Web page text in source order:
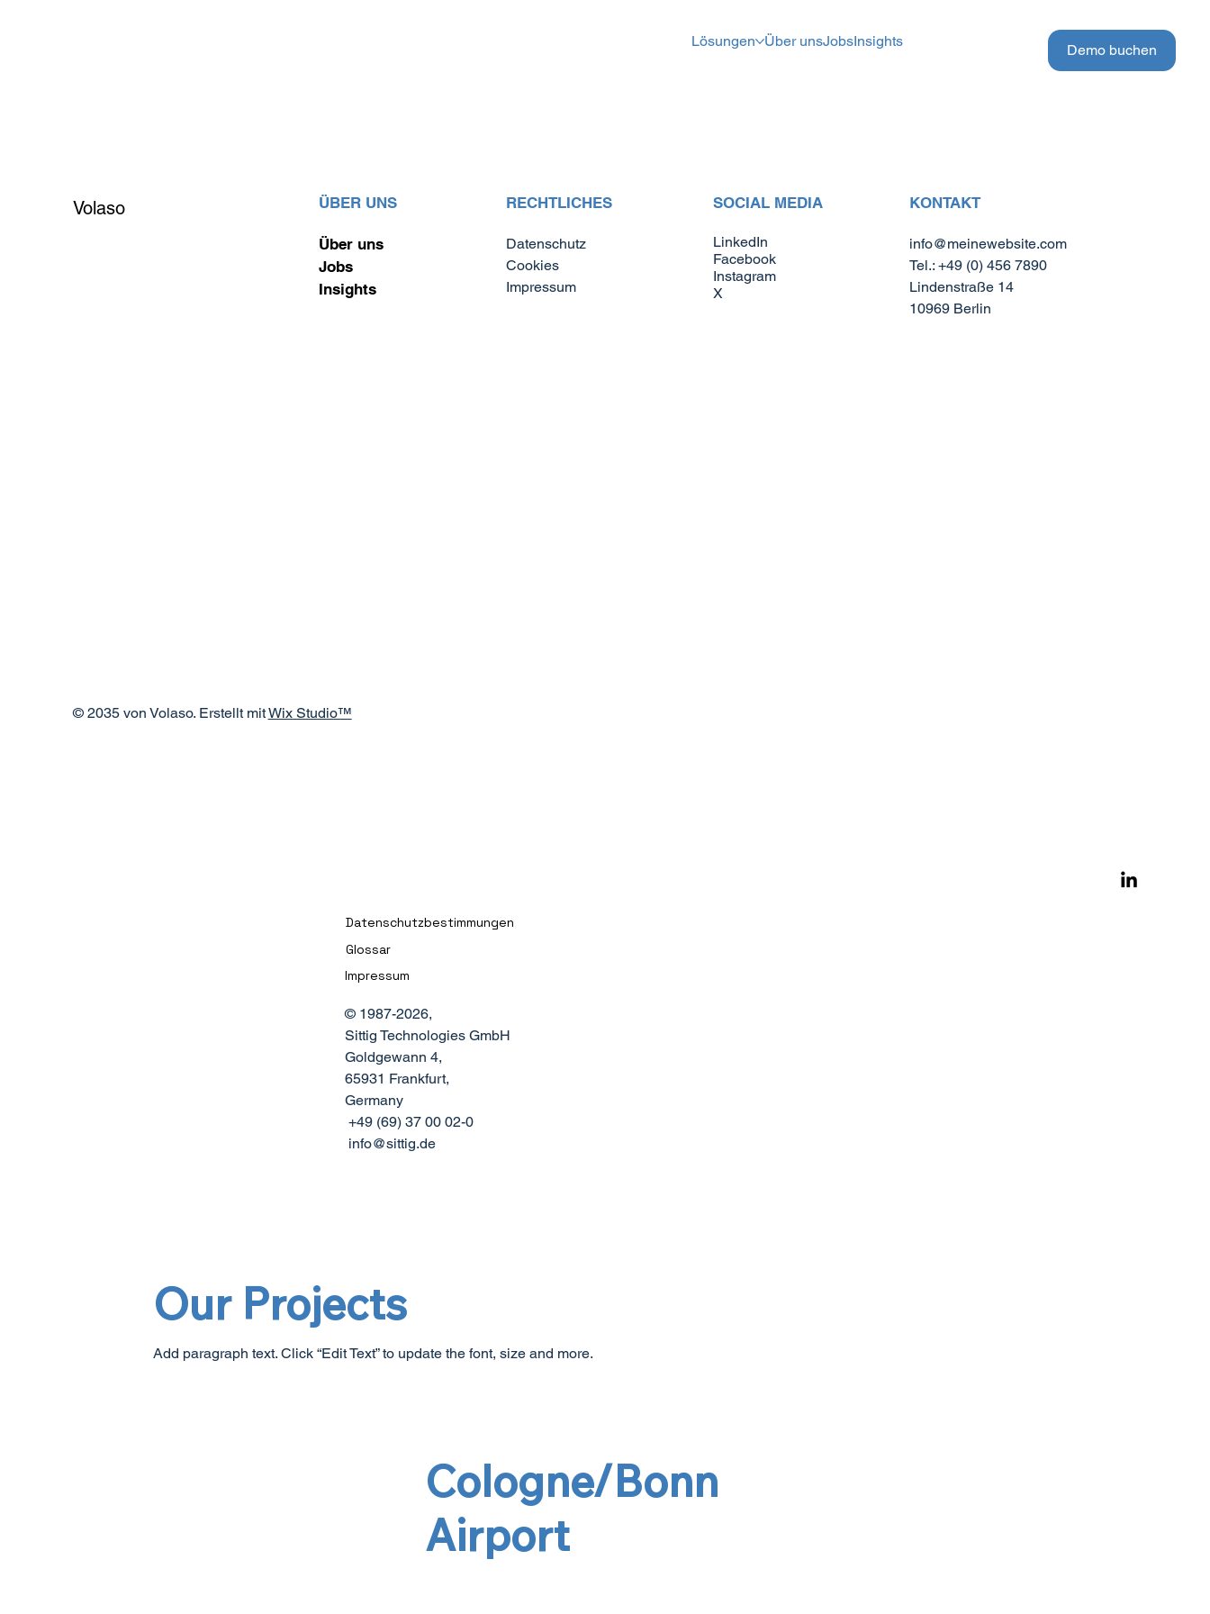
Demo buchen
Lösungen Über unsJobsInsights
Our Projects
Add paragraph text. Click “Edit Text” to update the font, size and more.
Cologne/Bonn
Airport
Volaso
Über uns
Jobs
Insights
ÜBER UNS RECHTLICHES
Cookies
Datenschutz
Impressum
SOCIAL MEDIA
LinkedIn
Facebook
Instagram
X
KONTAKT
info@meinewebsite.com
Tel.: +49 (0) 456 7890
Lindenstraße 14
10969 Berlin
© 2035 von Volaso. Erstellt mitWix Studio™
Datenschutzbestimmungen
Glossar
Impressum
© 1987-2026,
Sittig Technologies GmbH
Goldgewann 4,
65931 Frankfurt,
Germany
+49 (69) 37 00 02-0
info@sittig.de